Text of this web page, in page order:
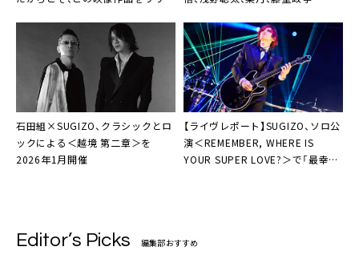
石田組×SUGIZO、クラシックとロ
ックによる＜越境 第二章＞を
2026年1月開催
【ライヴレポート】SUGIZO、ソロ公
演＜REMEMBER, WHERE IS
YOUR SUPER LOVE?＞で「最幸の
Editor’s Picks 編集部おすすめ